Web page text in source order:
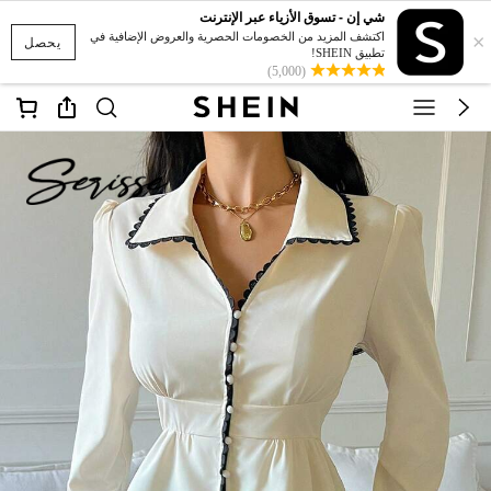
يحصل ×
شي إن - تسوق الأزياء عبر الإنترنت
اكتشف المزيد من الخصومات الحصرية والعروض الإضافية في
تطبيق SHEIN!
(5,000)